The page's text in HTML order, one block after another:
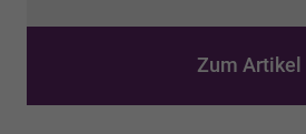
Zum Artikel